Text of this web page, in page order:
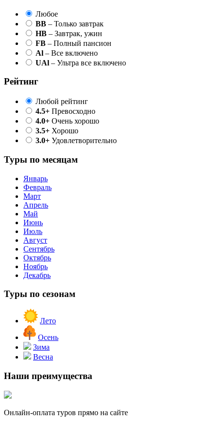
Любое
BB – Только завтрак
HB – Завтрак, ужин
FB – Полный пансион
Al – Все включено
UAl – Ультра все включено
Рейтинг
Любой рейтинг
4.5+ Превосходно
4.0+ Очень хорошо
3.5+ Хорошо
3.0+ Удовлетворительно
Туры по месяцам
Январь
Февраль
Март
Апрель
Май
Июнь
Июль
Август
Сентябрь
Октябрь
Ноябрь
Декабрь
Туры по сезонам
Лето
Осень
Зима
Весна
Наши преимущества
Онлайн-оплата туров прямо на сайте